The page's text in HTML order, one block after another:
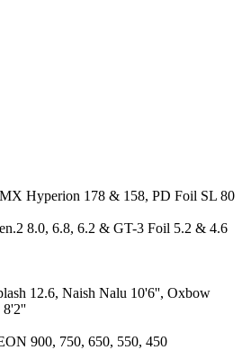
Hyperion 178 & 158, PD Foil SL 80
8.0, 6.8, 6.2 & GT-3 Foil 5.2 & 4.6
12.6, Naish Nalu 10'6'', Oxbow
8'2''
900, 750, 650, 550, 450